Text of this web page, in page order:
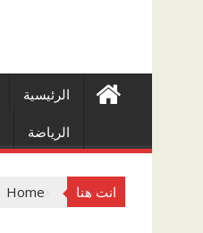
الرئيسية
الرياضة
انت هنا Home